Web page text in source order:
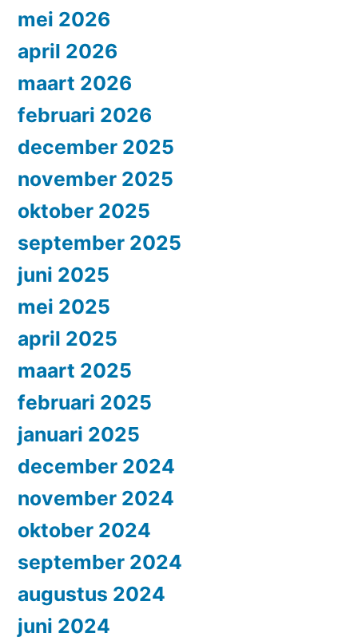
mei 2026
april 2026
maart 2026
februari 2026
december 2025
november 2025
oktober 2025
september 2025
juni 2025
mei 2025
april 2025
maart 2025
februari 2025
januari 2025
december 2024
november 2024
oktober 2024
september 2024
augustus 2024
juni 2024